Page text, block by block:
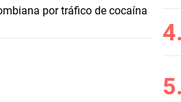
por tráfico de cocaína